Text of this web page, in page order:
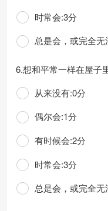
时常会:3分
总是会，或完全无
6.想和平常一样在屋子
从来没有:0分
偶尔会:1分
有时候会:2分
时常会:3分
总是会，或完全无